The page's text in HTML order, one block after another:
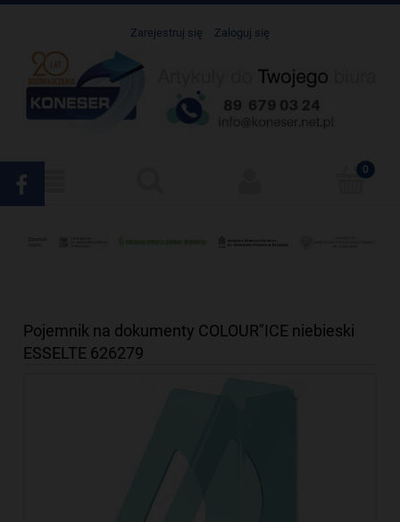
Zarejestruj się Zaloguj się
Pojemnik na dokumenty COLOUR"ICE niebieski
ESSELTE 626279